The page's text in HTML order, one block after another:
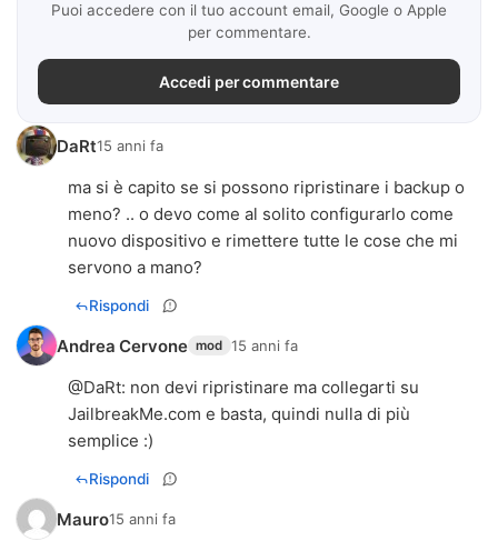
Puoi accedere con il tuo account email, Google o Apple
per commentare.
Accedi per commentare
DaRt15 anni fa
ma si è capito se si possono ripristinare i backup o
meno? .. o devo come al solito configurarlo come
nuovo dispositivo e rimettere tutte le cose che mi
servono a mano?
Rispondi
Andrea Cervone mod 15 anni fa
@DaRt: non devi ripristinare ma collegarti su
JailbreakMe.com e basta, quindi nulla di più
semplice :)
Rispondi
Mauro15 anni fa